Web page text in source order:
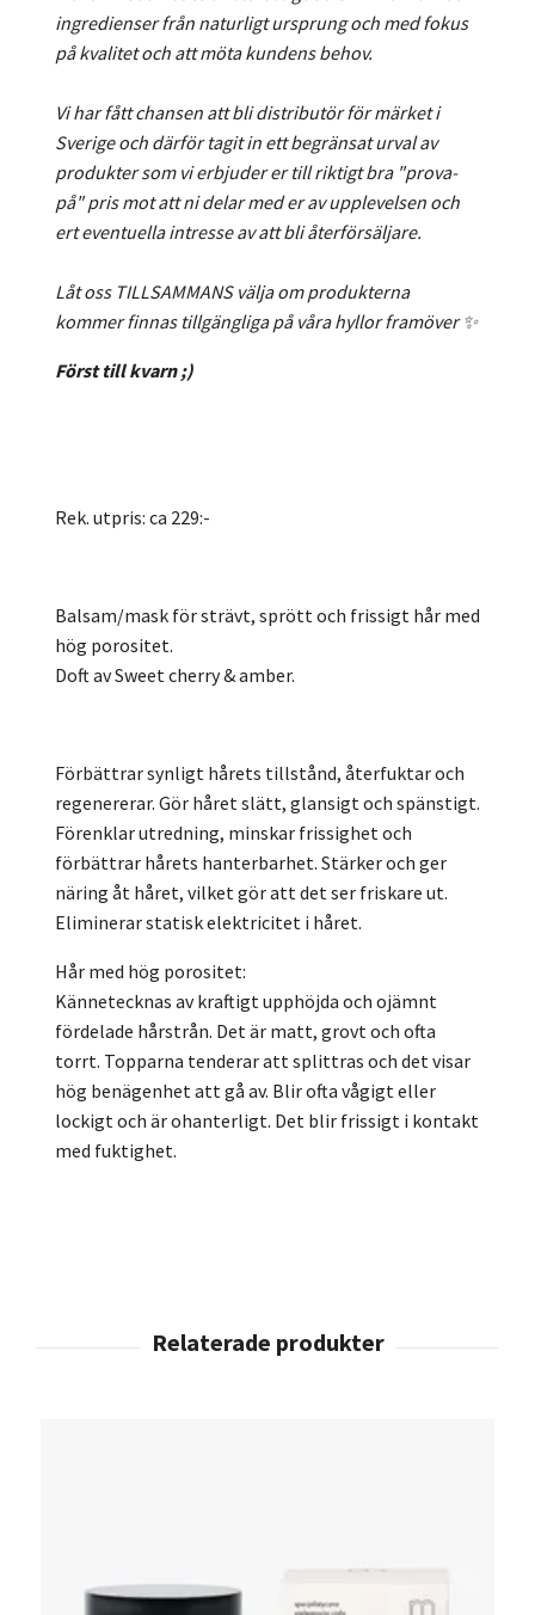
ingredienser från naturligt ursprung och med fokus
på kvalitet och att möta kundens behov.
Vi har fått chansen att bli distributör för märket i
Sverige och därför tagit in ett begränsat urval av
produkter som vi erbjuder er till riktigt bra "prova-
på" pris mot att ni delar med er av upplevelsen och
ert eventuella intresse av att bli återförsäljare.
Låt oss TILLSAMMANS välja om produkterna
kommer finnas tillgängliga på våra hyllor framöver ✨
Först till kvarn ;)
Rek. utpris: ca 229:-
Balsam/mask för strävt, sprött och frissigt hår med
hög porositet.
Doft av Sweet cherry & amber.
Förbättrar synligt hårets tillstånd, återfuktar och
regenererar. Gör håret slätt, glansigt och spänstigt.
Förenklar utredning, minskar frissighet och
förbättrar hårets hanterbarhet. Stärker och ger
näring åt håret, vilket gör att det ser friskare ut.
Eliminerar statisk elektricitet i håret.
Hår med hög porositet:
Kännetecknas av kraftigt upphöjda och ojämnt
fördelade hårstrån. Det är matt, grovt och ofta
torrt. Topparna tenderar att splittras och det visar
hög benägenhet att gå av. Blir ofta vågigt eller
lockigt och är ohanterligt. Det blir frissigt i kontakt
med fuktighet.